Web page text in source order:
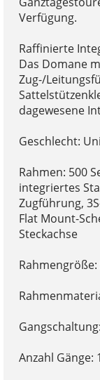
Verfügung.
Raffinierte
Das Domane
Zug-/
dagewesene
Geschlecht: Uni
Rahmen: 500
integriertes
Zugführung,
Flat Mount-
Steckachse
Rahmengröße:
Anzahl Gänge: 1